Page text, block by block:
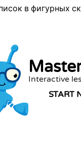
в фигурных
Interactive
START